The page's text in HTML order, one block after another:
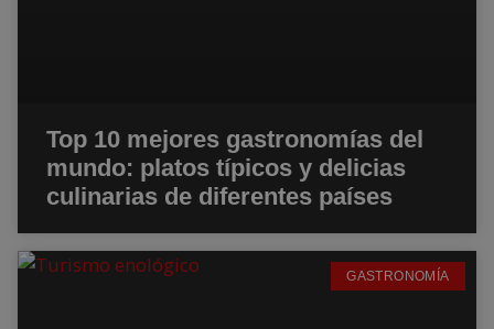
Top 10 mejores gastronomías del
mundo: platos típicos y delicias
culinarias de diferentes países
GASTRONOMÍA